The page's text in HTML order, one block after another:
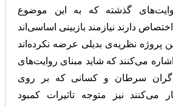
گذشته که به این موضوع
پروژه نظریه‌ی بدیلی عرضه نکرده‌اند
می‌کنند که شاید مبنای روایت‌های
سرطان و کسانی که بر روی
می‌کنند نیز متوجه تاثیرات کمبود